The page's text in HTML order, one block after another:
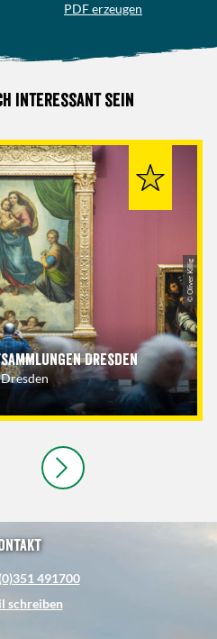
PDF erzeugen
interessant sein
Dresden
Dresden
© Oliver Killig
491700
schreiben